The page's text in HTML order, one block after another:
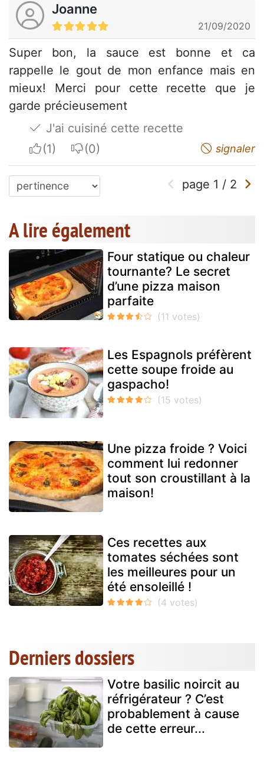
Joanne
21/09/2020
Super bon, la sauce est bonne et ca
rappelle le gout de mon enfance mais en
mieux! Merci pour cette recette que je
garde précieusement
J'ai cuisiné cette recette
I apreciateI do not appreciate signaler
page 1 / 2
A lire également
Four statique ou chaleur
tournante? Le secret
d’une pizza maison
parfaite
Les Espagnols préfèrent
cette soupe froide au
gaspacho!
Une pizza froide ? Voici
comment lui redonner
tout son croustillant à la
maison!
Ces recettes aux
tomates séchées sont
les meilleures pour un
été ensoleillé !
Derniers dossiers
Votre basilic noircit au
réfrigérateur ? C’est
probablement à cause
de cette erreur...